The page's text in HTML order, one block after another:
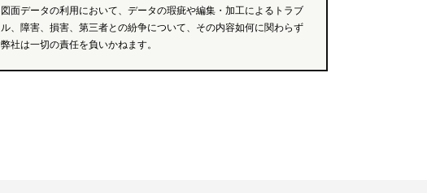
図面データの利用において、データの瑕疵や編集・加工によるトラブ
ル、障害、損害、第三者との紛争について、その内容如何に関わらず
弊社は一切の責任を負いかねます。